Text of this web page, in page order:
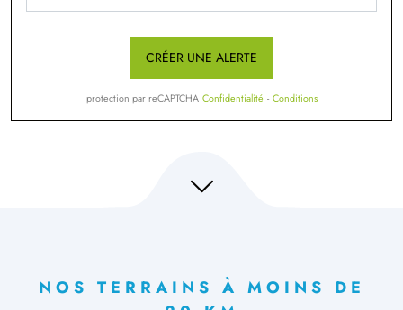
CRÉER UNE ALERTE
protection par reCAPTCHA Confidentialité - Conditions
NOS TERRAINS À MOINS DE